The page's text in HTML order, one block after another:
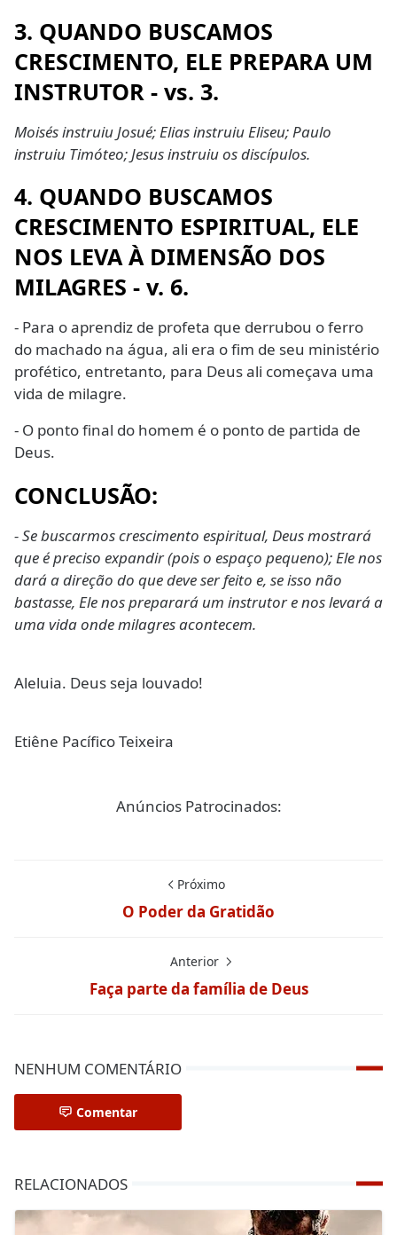
3. QUANDO BUSCAMOS
CRESCIMENTO, ELE PREPARA UM
INSTRUTOR - vs. 3.
Moisés instruiu Josué; Elias instruiu Eliseu; Paulo
instruiu Timóteo; Jesus instruiu os discípulos.
4. QUANDO BUSCAMOS
CRESCIMENTO ESPIRITUAL, ELE
NOS LEVA À DIMENSÃO DOS
MILAGRES - v. 6.
- Para o aprendiz de profeta que derrubou o ferro
do machado na água, ali era o fim de seu ministério
profético, entretanto, para Deus ali começava uma
vida de milagre.
- O ponto final do homem é o ponto de partida de
Deus.
CONCLUSÃO:
- Se buscarmos crescimento espiritual, Deus mostrará
que é preciso expandir (pois o espaço pequeno); Ele nos
dará a direção do que deve ser feito e, se isso não
bastasse, Ele nos preparará um instrutor e nos levará a
uma vida onde milagres acontecem.
Aleluia. Deus seja louvado!
Etiêne Pacífico Teixeira
Anúncios Patrocinados:
Próximo
O Poder da Gratidão
Anterior
Faça parte da família de Deus
NENHUM COMENTÁRIO
Comentar
RELACIONADOS